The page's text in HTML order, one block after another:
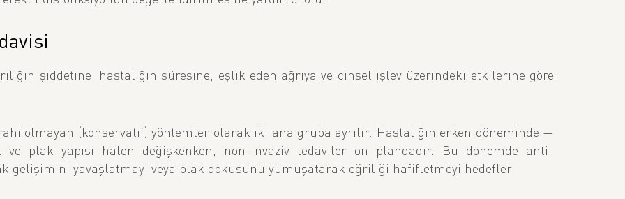
şiddetine, hastalığın süresine, eşlik eden ağrıya ve cinsel işlev üzerindeki etkilerine göre
olmayan (konservatif) yöntemler olarak iki ana gruba ayrılır. Hastalığın erken döneminde —
plak yapısı halen değişkenken, non-invaziv tedaviler ön plandadır. Bu dönemde anti-
yavaşlatmayı veya plak dokusunu yumuşatarak eğriliği hafifletmeyi hedefler.